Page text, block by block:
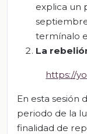
explica un
termínalo
La
https://
En esta sesión
periodo de la
finalidad de